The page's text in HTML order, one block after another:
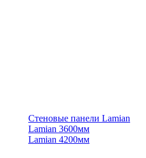
Стеновые панели Lamian
Lamian 3600мм
Lamian 4200мм